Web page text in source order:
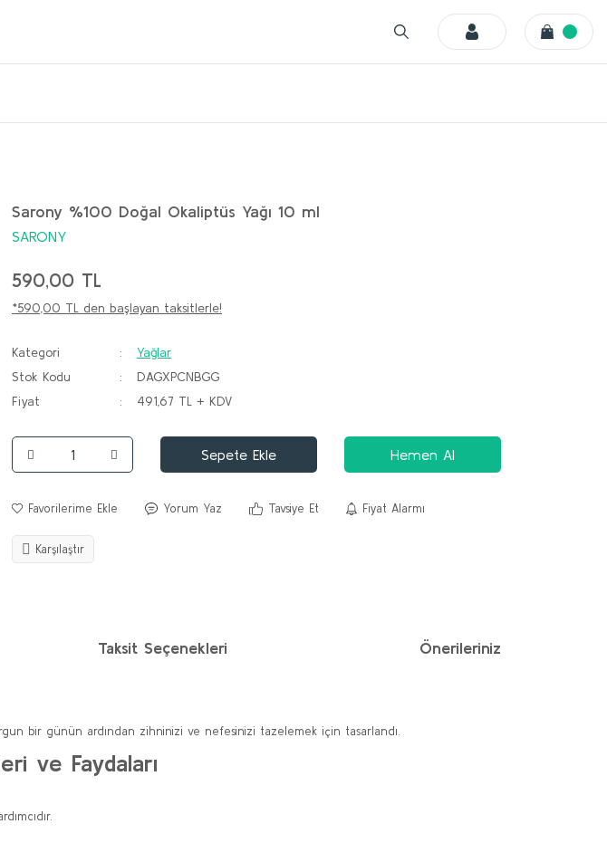
Sarony %100 Doğal Okaliptüs Yağı 10 ml
SARONY
590,00 TL
*590,00 TL den başlayan taksitlerle!
Kategori
Yağlar
Stok Kodu
DAGXPCNBGG
Fiyat
491,67 TL + KDV
Sepete Ekle Hemen Al
Yorum Yaz Tavsiye Et Fiyat Alarmı
Karşılaştır
Taksit Seçenekleri Önerileriniz
bir günün ardından zihninizi ve nefesinizi tazelemek için tasarlandı.
ve Faydaları